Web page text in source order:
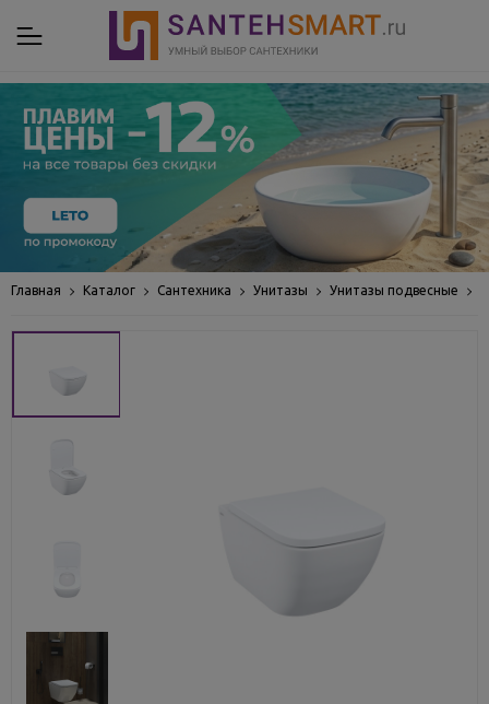
Главная Каталог Сантехника Унитазы Унитазы подвесные